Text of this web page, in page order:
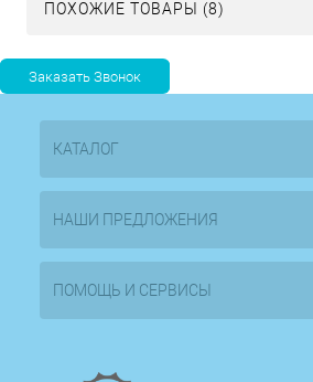
ПОХОЖИЕ ТОВАРЫ (8)
КАТАЛОГ
НАШИ ПРЕДЛОЖЕНИЯ
ПОМОЩЬ И СЕРВИСЫ